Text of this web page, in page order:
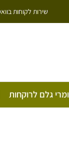
שירות לקוחות בוואטסאפ:
גלם לרוקחות